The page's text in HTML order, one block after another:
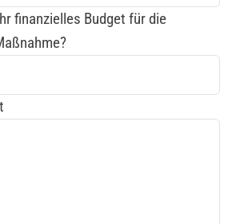
finanzielles Budget für die